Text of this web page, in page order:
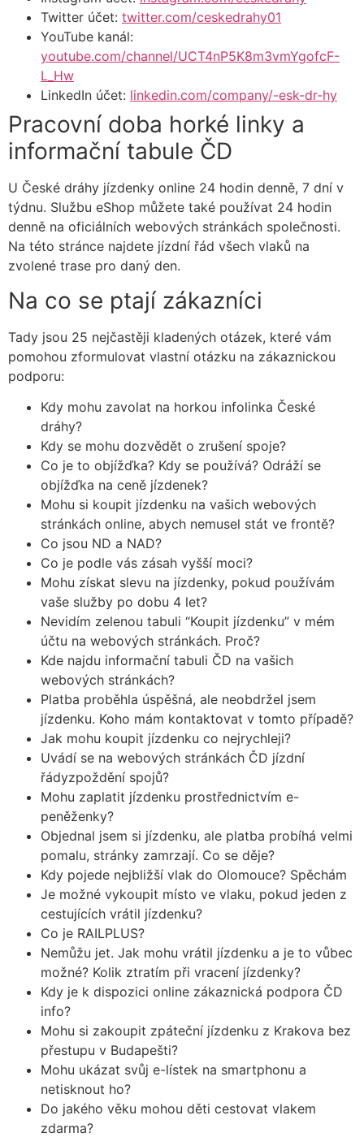
Twitter účet: twitter.com/ceskedrahy01
YouTube kanál:
youtube.com/channel/UCT4nP5K8m3vmYgofcF-
L_Hw
LinkedIn účet: linkedin.com/company/-esk-dr-hy
Pracovní doba horké linky a
informační tabule ČD
U České dráhy jízdenky online 24 hodin denně, 7 dní v
týdnu. Službu eShop můžete také používat 24 hodin
denně na oficiálních webových stránkách společnosti.
Na této stránce najdete jízdní řád všech vlaků na
zvolené trase pro daný den.
Na co se ptají zákazníci
Tady jsou 25 nejčastěji kladených otázek, které vám
pomohou zformulovat vlastní otázku na zákaznickou
podporu:
Kdy mohu zavolat na horkou infolinka České
dráhy?
Kdy se mohu dozvědět o zrušení spoje?
Co je to objížďka? Kdy se používá? Odráží se
objížďka na ceně jízdenek?
Mohu si koupit jízdenku na vašich webových
stránkách online, abych nemusel stát ve frontě?
Co jsou ND a NAD?
Co je podle vás zásah vyšší moci?
Mohu získat slevu na jízdenky, pokud používám
vaše služby po dobu 4 let?
Nevidím zelenou tabuli “Koupit jízdenku” v mém
účtu na webových stránkách. Proč?
Kde najdu informační tabuli ČD na vašich
webových stránkách?
Platba proběhla úspěšná, ale neobdržel jsem
jízdenku. Koho mám kontaktovat v tomto případě?
Jak mohu koupit jízdenku co nejrychleji?
Uvádí se na webových stránkách ČD jízdní
řádyzpoždění spojů?
Mohu zaplatit jízdenku prostřednictvím e-
peněženky?
Objednal jsem si jízdenku, ale platba probíhá velmi
pomalu, stránky zamrzají. Co se děje?
Kdy pojede nejbližší vlak do Olomouce? Spěchám
Je možné vykoupit místo ve vlaku, pokud jeden z
cestujících vrátil jízdenku?
Co je RAILPLUS?
Nemůžu jet. Jak mohu vrátil jízdenku a je to vůbec
možné? Kolik ztratím při vracení jízdenky?
Kdy je k dispozici online zákaznická podpora ČD
info?
Mohu si zakoupit zpáteční jízdenku z Krakova bez
přestupu v Budapešti?
Mohu ukázat svůj e-lístek na smartphonu a
netisknout ho?
Do jakého věku mohou děti cestovat vlakem
zdarma?